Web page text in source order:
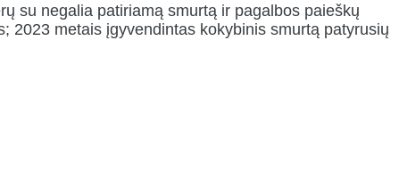
su negalia patiriamą smurtą ir pagalbos paieškų
2023 metais įgyvendintas kokybinis smurtą patyrusių